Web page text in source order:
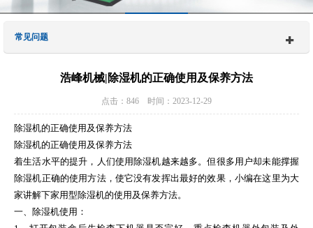
常见问题
浩峰机械|除湿机的正确使用及保养方法
点击：846 时间：2023-12-29
除湿机的正确使用及保养方法
除湿机的正确使用及保养方法
着生活水平的提升，人们使用除湿机越来越多。但很多用户却未能撑握
除湿机正确的使用方法，使它没有发挥出最好的效果，小编在这里为大
家讲解下家用型除湿机的使用及保养方法。
一、除湿机使用：